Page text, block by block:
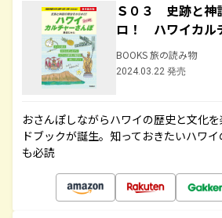
Ｓ０３ 史跡と神
ロ！ ハワイカル
BOOKS 旅の読み物
2024.03.22 発売
おさんぽしながらハワイの歴史と文化
ドブックが誕生。知っておきたいハワ
も必読